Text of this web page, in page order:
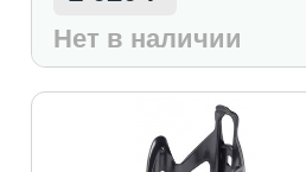
Нет в наличии